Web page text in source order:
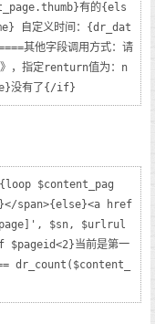
有的{els
自定义时间：{dr_dat
其他字段调用方式：请
》，指定renturn值为：n
{else}没有了{/if}
$content_pag
span>{else}<a href
$sn, $urlrul
当前是第一
dr_count($content_